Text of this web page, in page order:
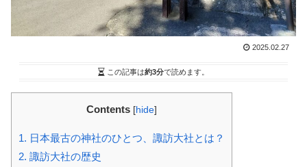
2025.02.27
この記事は約3分で読めます。
Contents [hide]
1. 日本最古の神社のひとつ、諏訪大社とは？
2. 諏訪大社の歴史